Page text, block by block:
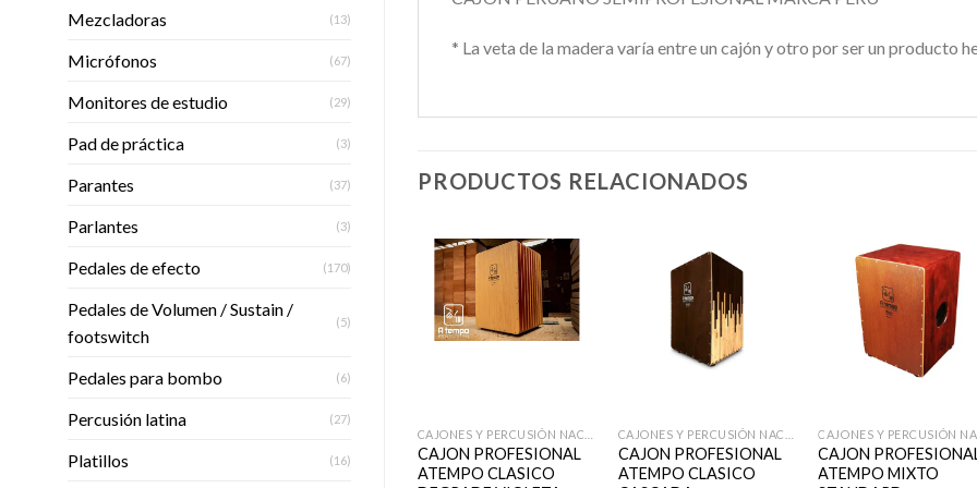
Mezcladoras (13)
Micrófonos (67)
Monitores de estudio (29)
Pad de práctica (3)
Parantes (37)
Parlantes (3)
Pedales de efecto (170)
Pedales de Volumen / Sustain /
footswitch
(5)
Pedales para bombo (6)
Percusión latina (27)
Platillos (16)
* La veta de la madera varía entre un cajón y otro por ser un producto
PRODUCTOS RELACIONADOS
Añadir
a la
CAJON PROFESIONAL
ATEMPO CLASICO
Añadir
lista de
CAJON PROFESIONAL
ATEMPO CLASICO
Añadir
a la
lista de
deseos
CAJON
ATEMPO MIXTO
Añadir
CAJON PROFESIONAL
ATEMPO CLASICO